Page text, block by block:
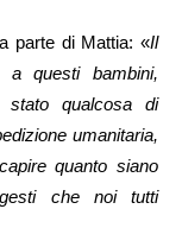
parte di Mattia: «Il
questi bambini,
stato qualcosa di
umanitaria,
quanto siano
che noi tutti